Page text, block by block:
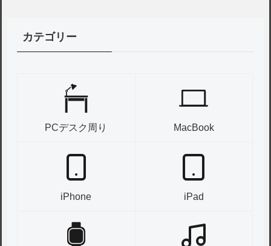
カテゴリー
PCデスク周り MacBook
iPhone iPad